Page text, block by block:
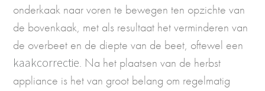
onderkaak naar voren te bewegen ten opzichte van
de bovenkaak, met als resultaat het verminderen van
de overbeet en de diepte van de beet, oftewel een
kaakcorrectie. Na het plaatsen van de herbst
appliance is het van groot belang om regelmatig